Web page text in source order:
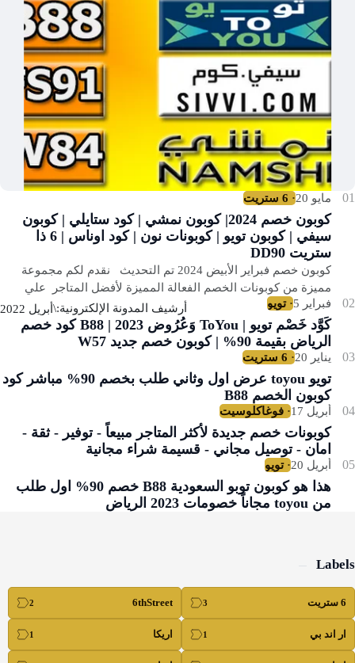
كوبون خصم 2024| كوبون نمشي | كود ستايلي | كوبون
سيفي | كوبون تويو | كوبونات نون | كود اوناس | 6 ذا
ستريت DD90
كوبون خصم فبراير الأبيض 2024 تم التحديث نقدم لكم مجموعة
مميزة من كوبونات الخصم الفعالة المميزة لأفضل المتاجر علي
مستوي العالم والمستحبة للعالم ال…
كَوَّد خَصْم تويو | ToYou وَعُرُوض 2023 | B88 كود خصم
الرياض بقيمة 90% | كوبون خصم جديد W57
تويو toyou عرض اول وثاني طلب بخصم 90% مباشر كود
كوبون الخصم B88
كوبونات خصم جديدة لأكثر المتاجر مبيعاً - توفير - ثقة -
امان - توصيل مجاني - قسيمة شراء مجانية
هذا هو كوبون توبو السعودية B88 خصم 90% اول طلب
من toyou مجاناً خصومات 2023 الرياض
Labels
6 ستريت 6thStreet
ار اند بي اريكا